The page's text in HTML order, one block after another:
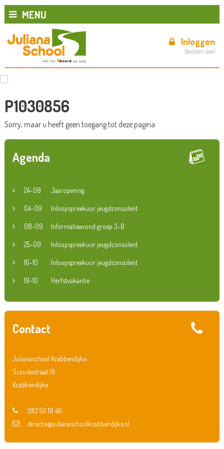
MENU
Inloggen
Besloten deel
P1030856
Sorry, maar u heeft geen toegang tot deze pagina.
Agenda
24-08 Jaaropening
04-09 Inloopspreekuur jeugdconsulent
08-09 Informatieavond groep 3-8
25-09 Inloopspreekuur jeugdconsulent
16-10 Inloopspreekuur jeugdconsulent
19-10 Herfstvakantie
Contact
Julianaschool Krabbendijke
Scoudestraat 19
Krabbendijke
0113 50 18 46
directie@julianaschoolkrabbendijke.nl